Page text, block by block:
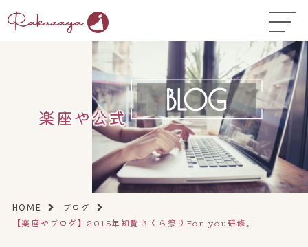
TOP
はじめての方へ
コース料金
よくある質問
お悩み温活ガイド▼
店舗一覧▼
オンラインストア ▼
楽座や公式
HOME
ブログ
【楽座やブログ】2015年知覧さくら祭りFor you研修。